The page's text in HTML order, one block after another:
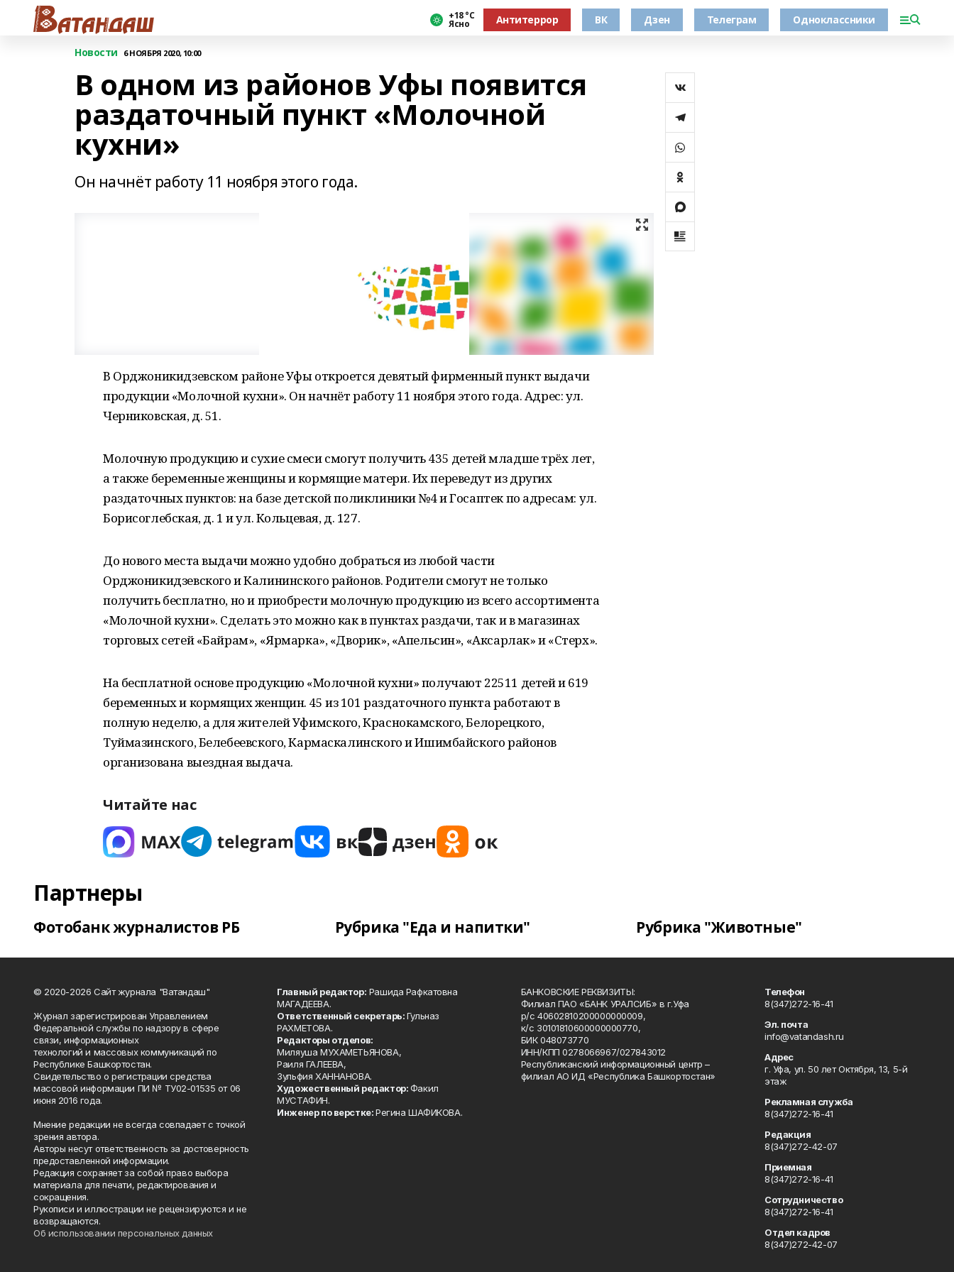
+18 °С
Ясно Антитеррор ВК Дзен Телеграм Одноклассники
Новости 6 НОЯБРЯ 2020, 10:00
В одном из районов Уфы появится
раздаточный пункт «Молочной
кухни»
Он начнёт работу 11 ноября этого года.
В Орджоникидзевском районе Уфы откроется девятый фирменный пункт выдачи
продукции «Молочной кухни». Он начнёт работу 11 ноября этого года. Адрес: ул.
Черниковская, д. 51.
Молочную продукцию и сухие смеси смогут получить 435 детей младше трёх лет,
а также беременные женщины и кормящие матери. Их переведут из других
раздаточных пунктов: на базе детской поликлиники №4 и Госаптек по адресам: ул.
Борисоглебская, д. 1 и ул. Кольцевая, д. 127.
До нового места выдачи можно удобно добраться из любой части
Орджоникидзевского и Калининского районов. Родители смогут не только
получить бесплатно, но и приобрести молочную продукцию из всего ассортимента
«Молочной кухни». Сделать это можно как в пунктах раздачи, так и в магазинах
торговых сетей «Байрам», «Ярмарка», «Дворик», «Апельсин», «Аксарлак» и «Стерх».
На бесплатной основе продукцию «Молочной кухни» получают 22511 детей и 619
беременных и кормящих женщин. 45 из 101 раздаточного пункта работают в
полную неделю, а для жителей Уфимского, Краснокамского, Белорецкого,
Туймазинского, Белебеевского, Кармаскалинского и Ишимбайского районов
организована выездная выдача.
Читайте нас
Партнеры
Фотобанк журналистов РБ Рубрика "Еда и напитки" Рубрика "Животные"
© 2020-2026 Сайт журнала "Ватандаш"
Журнал зарегистрирован Управлением
Федеральной службы по надзору в сфере
связи, информационных
технологий и массовых коммуникаций по
Республике Башкортостан.
Свидетельство о регистрации средства
массовой информации ПИ № ТУ02-01535 от 06
июня 2016 года.
Мнение редакции не всегда совпадает с точкой
зрения автора.
Авторы несут ответственность за достоверность
предоставленной информации.
Редакция сохраняет за собой право выбора
материала для печати, редактирования и
сокращения.
Рукописи и иллюстрации не рецензируются и не
возвращаются.
Об использовании персональных данных
Главный редактор: Рашида Рафкатовна
МАГАДЕЕВА.
Ответственный секретарь:Гульназ
РАХМЕТОВА.
Редакторы отделов:
Миляуша МУХАМЕТЬЯНОВА,
Раиля ГАЛЕЕВА,
Зульфия ХАННАНОВА.
Художественный редактор:Факил
МУСТАФИН.
Инженер по верстке:Регина ШАФИКОВА.
БАНКОВСКИЕ РЕКВИЗИТЫ:
Филиал ПАО «БАНК УРАЛСИБ» в г.Уфа
р/с 40602810200000000009,
к/с 30101810600000000770,
БИК 048073770
ИНН/КПП 0278066967/027843012
Республиканский информационный центр –
филиал АО ИД «Республика Башкортостан»
Телефон
8(347)272-16-41
Эл. почта
info@vatandash.ru
Адрес
г. Уфа, ул. 50 лет Октября, 13, 5-й
этаж
Рекламная служба
8(347)272-16-41
Редакция
8(347)272-42-07
Приемная
8(347)272-16-41
Сотрудничество
8(347)272-16-41
Отдел кадров
8(347)272-42-07